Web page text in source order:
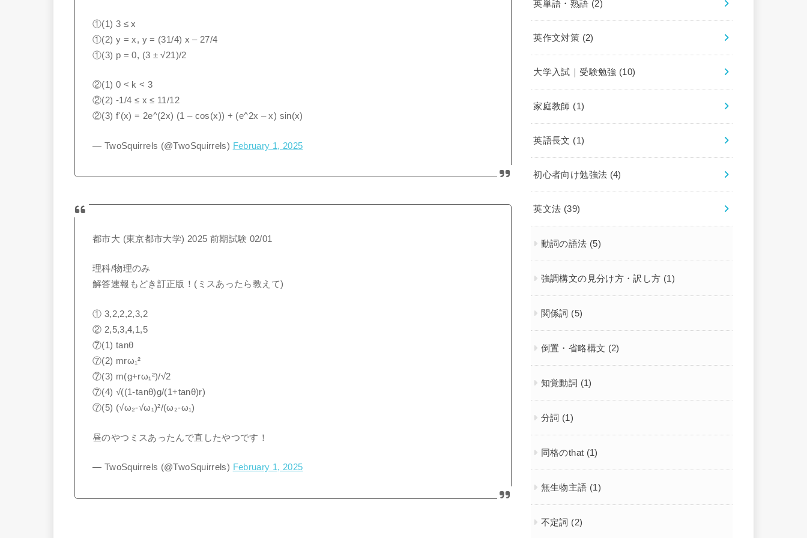
①(1) 3 ≤ x
①(2) y = x, y = (31/4) x – 27/4
①(3) p = 0, (3 ± √21)/2
②(1) 0 < k < 3
②(2) -1/4 ≤ x ≤ 11/12
②(3) f'(x) = 2e^(2x) (1 – cos(x)) + (e^2x – x) sin(x)
— TwoSquirrels (@TwoSquirrels) February 1, 2025
都市大 (東京都市大学) 2025 前期試験 02/01
理科/物理のみ
解答速報もどき訂正版！(ミスあったら教えて)
① 3,2,2,2,3,2
② 2,5,3,4,1,5
⑦(1) tanθ
⑦(2) mrω₁²
⑦(3) m(g+rω₁²)/√2
⑦(4) √((1-tanθ)g/(1+tanθ)r)
⑦(5) (√ω₂-√ω₁)²/(ω₂-ω₁)
昼のやつミスあったんで直したやつです！
— TwoSquirrels (@TwoSquirrels) February 1, 2025
英単語・熟語 (2)
英作文対策 (2)
大学入試｜受験勉強 (10)
家庭教師 (1)
英語長文 (1)
初心者向け勉強法 (4)
英文法 (39)
動詞の語法 (5)
強調構文の見分け方・訳し方 (1)
関係詞 (5)
倒置・省略構文 (2)
知覚動詞 (1)
分詞 (1)
同格のthat (1)
無生物主語 (1)
不定詞 (2)